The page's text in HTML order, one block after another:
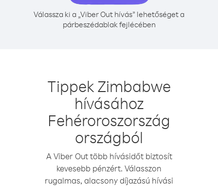
Válassza ki a „Viber Out hívás” lehetőséget a
párbeszédablak fejlécében
Tippek Zimbabwe
hívásához
Fehéroroszország
országból
A Viber Out több hívásidőt biztosít
kevesebb pénzért. Válasszon
rugalmas, alacsony díjazású hívási